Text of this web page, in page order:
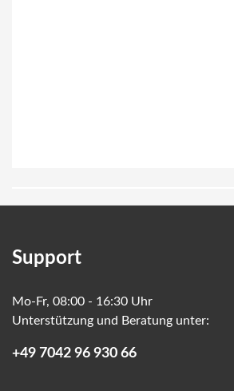
Support
Mo-Fr, 08:00 - 16:30 Uhr
Unterstützung und Beratung unter:
+49 7042 96 930 66